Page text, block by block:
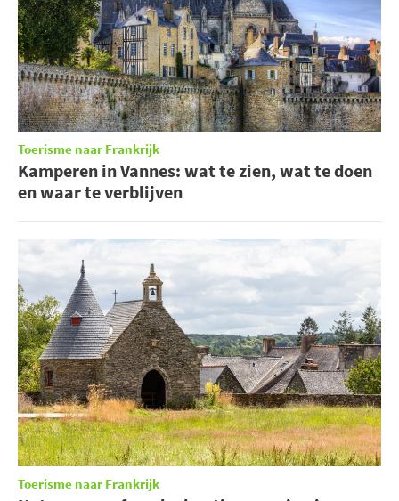
Toerisme naar Frankrijk
Kamperen in Vannes: wat te zien, wat te doen
en waar te verblijven
Toerisme naar Frankrijk